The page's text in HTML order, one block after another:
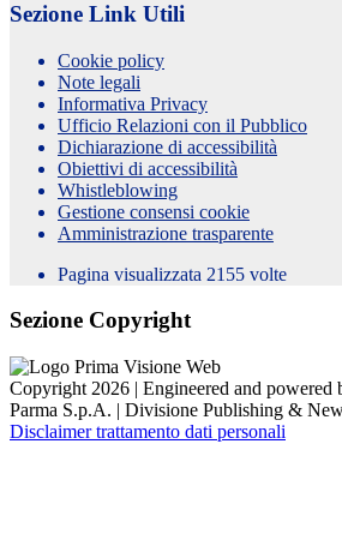
Sezione Link Utili
Cookie policy
Note legali
Informativa Privacy
Ufficio Relazioni con il Pubblico
Dichiarazione di accessibilità
Obiettivi di accessibilità
Whistleblowing
Gestione consensi cookie
Amministrazione trasparente
Pagina visualizzata 2155 volte
Sezione Copyright
Copyright 2026 | Engineered and powered
Parma S.p.A. | Divisione Publishing &
Disclaimer trattamento dati personali